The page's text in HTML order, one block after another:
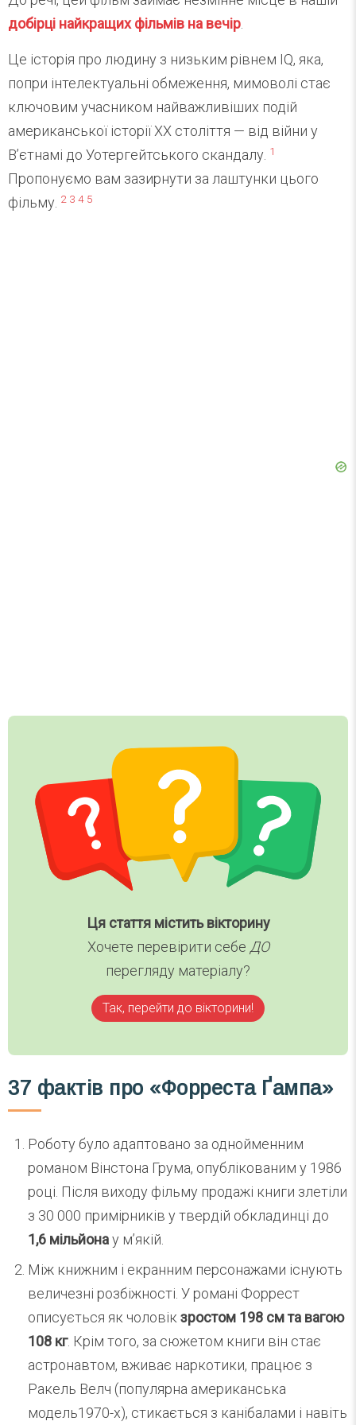
добірці найкращих фільмів на вечір.
Це історія про людину з низьким рівнем IQ, яка,
попри інтелектуальні обмеження, мимоволі стає
ключовим учасником найважливіших подій
американської історії ХХ століття — від війни у
В’єтнамі до Уотергейтського скандалу. 1
Пропонуємо вам зазирнути за лаштунки цього
фільму. 2 3 4 5
Ця стаття містить вікторину
Хочете перевірити себе ДО
перегляду матеріалу?
Так, перейти до вікторини!
37 фактів про «Форреста Ґампа»
Роботу було адаптовано за однойменним
романом Вінстона Грума, опублікованим у 1986
році. Після виходу фільму продажі книги злетіли
з 30 000 примірників у твердій обкладинці до
1,6 мільйонау м’якій.
Між книжним і екранним персонажами існують
величезні розбіжності. У романі Форрест
описується як чоловік зростом 198 см та вагою
108 кг. Крім того, за сюжетом книги він стає
астронавтом, вживає наркотики, працює з
Ракель Велч (популярна американська
модель1970-х), стикається з канібалами і навіть